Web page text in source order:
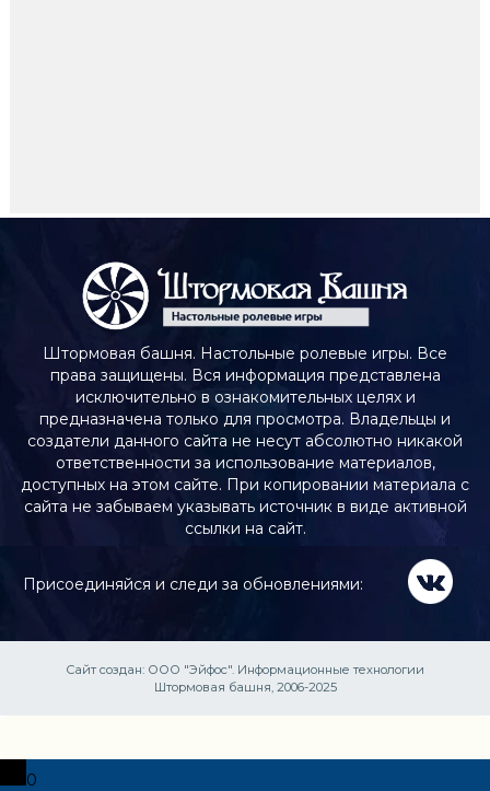
Штормовая башня. Настольные ролевые игры. Все
права защищены. Вся информация представлена
исключительно в ознакомительных целях и
предназначена только для просмотра. Владельцы и
создатели данного сайта не несут абсолютно никакой
ответственности за использование материалов,
доступных на этом сайте. При копировании материала с
сайта не забываем указывать источник в виде активной
ссылки на сайт.
Присоединяйся и следи за обновлениями:
Сайт создан: ООО "Эйфос". Информационные технологии
Штормовая башня, 2006-2025
0